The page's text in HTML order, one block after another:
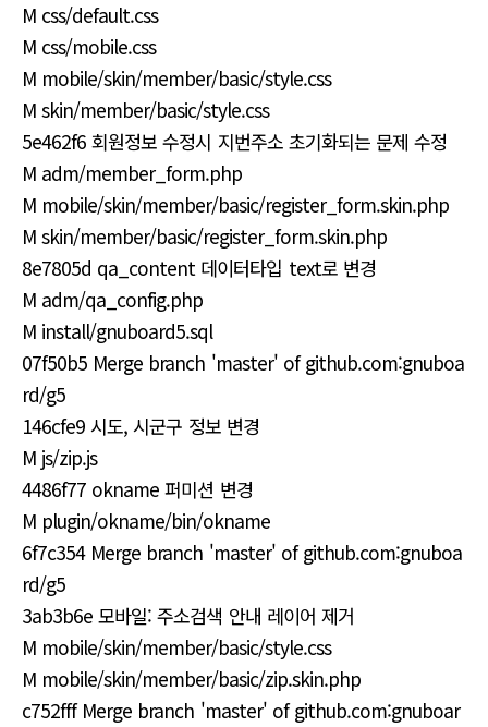
M css/default.css
M css/mobile.css
M mobile/skin/member/basic/style.css
M skin/member/basic/style.css
5e462f6 회원정보 수정시 지번주소 초기화되는 문제 수정
M adm/member_form.php
M mobile/skin/member/basic/register_form.skin.php
M skin/member/basic/register_form.skin.php
8e7805d qa_content 데이터타입 text로 변경
M adm/qa_config.php
M install/gnuboard5.sql
07f50b5 Merge branch 'master' of github.com:gnuboa
rd/g5
146cfe9 시도, 시군구 정보 변경
M js/zip.js
4486f77 okname 퍼미션 변경
M plugin/okname/bin/okname
6f7c354 Merge branch 'master' of github.com:gnuboa
rd/g5
3ab3b6e 모바일: 주소검색 안내 레이어 제거
M mobile/skin/member/basic/style.css
M mobile/skin/member/basic/zip.skin.php
c752fff Merge branch 'master' of github.com:gnuboar